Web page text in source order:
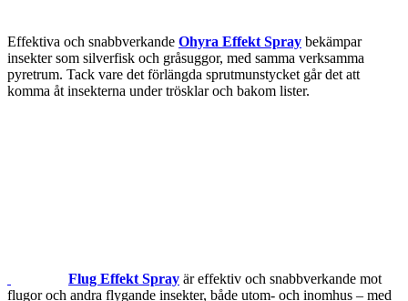
Effektiva och snabbverkande Ohyra Effekt Spray bekämpar
insekter som silverfisk och gråsuggor, med samma verksamma
pyretrum. Tack vare det förlängda sprutmunstycket går det att
komma åt insekterna under trösklar och bakom lister.
Flug Effekt Spray är effektiv och snabbverkande mot
flugor och andra flygande insekter, både utom- och inomhus – med